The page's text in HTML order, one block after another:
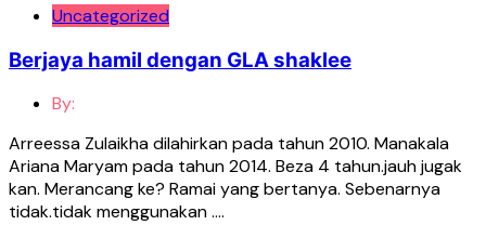
Uncategorized
Berjaya hamil dengan GLA shaklee
By:
Arreessa Zulaikha dilahirkan pada tahun 2010. Manakala
Ariana Maryam pada tahun 2014. Beza 4 tahun.jauh jugak
kan. Merancang ke? Ramai yang bertanya. Sebenarnya
tidak.tidak menggunakan ….